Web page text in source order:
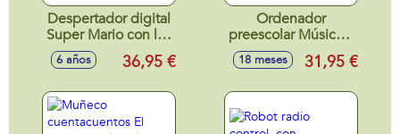
Despertador digital
Super Mario con luz
de noche 3D y
efectos sonoros
6 años 36,95 €
Ordenador
preescolar Música y
letras 28x23,3x5
cm
18 meses 31,95 €